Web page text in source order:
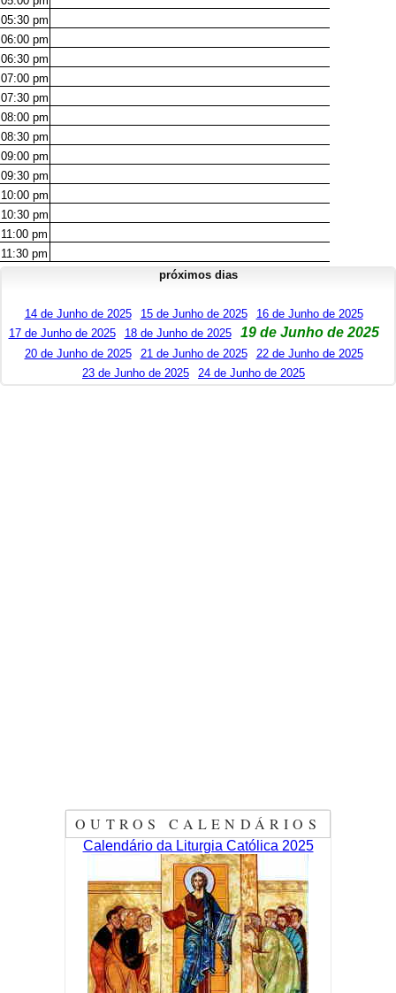
05:30 pm
06:00 pm
06:30 pm
07:00 pm
07:30 pm
08:00 pm
08:30 pm
09:00 pm
09:30 pm
10:00 pm
10:30 pm
11:00 pm
11:30 pm
próximos dias
14 de Junho de 2025 15 de Junho de 2025
16 de Junho de 2025
17 de Junho de 2025
18 de Junho de 2025 19 de Junho de 2025
20 de Junho de 2025 21 de Junho de 2025
22 de Junho de 2025
23 de Junho de 2025
24 de Junho de 2025
OUTROS CALENDÁRIOS
Calendário da Liturgia Católica 2025